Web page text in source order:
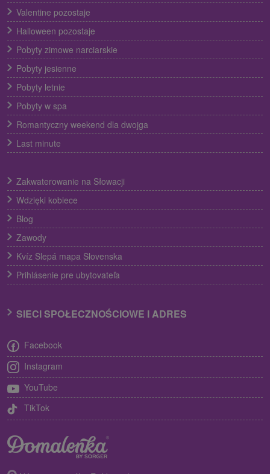
Valentine pozostaje
Halloween pozostaje
Pobyty zimowe narciarskie
Pobyty jesienne
Pobyty letnie
Pobyty w spa
Romantyczny weekend dla dwojga
Last minute
Zakwaterowanie na Słowacji
Wdzięki kobiece
Blog
Zawody
Kvíz Slepá mapa Slovenska
Prihlásenie pre ubytovateľa
SIECI SPOŁECZNOŚCIOWE I ADRES
Facebook
Instagram
YouTube
TikTok